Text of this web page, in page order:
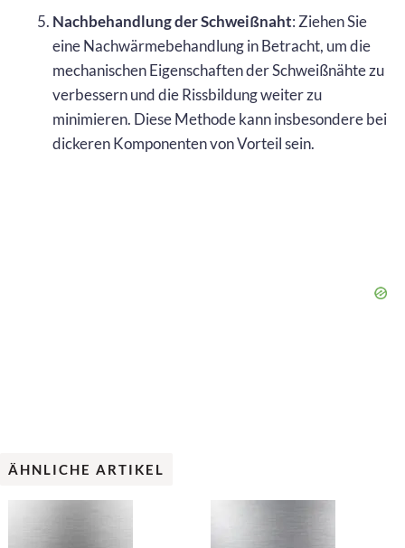
Nachbehandlung der Schweißnaht: Ziehen Sie
eine Nachwärmebehandlung in Betracht, um die
mechanischen Eigenschaften der Schweißnähte zu
verbessern und die Rissbildung weiter zu
minimieren. Diese Methode kann insbesondere bei
dickeren Komponenten von Vorteil sein.
ÄHNLICHE ARTIKEL